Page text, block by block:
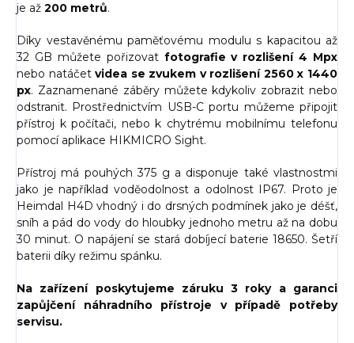
je až 200 metrů.
Díky vestavěnému paměťovému modulu s kapacitou až
32 GB můžete pořizovat fotografie v rozlišení 4 Mpx
nebo natáčetvidea se zvukem v rozlišení 2560 x 1440
px. Zaznamenané záběry můžete kdykoliv zobrazit nebo
odstranit. Prostřednictvím USB-C portu můžeme připojit
přístroj k počítači, nebo k chytrému mobilnímu telefonu
pomocí aplikace HIKMICRO Sight.
Přístroj má pouhých 375 g a disponuje také vlastnostmi
jako je například voděodolnost a odolnost IP67. Proto je
Heimdal H4D vhodný i do drsných podmínek jako je déšť,
sníh a pád do vody do hloubky jednoho metru až na dobu
30 minut. O napájení se stará dobíjecí baterie 18650. Šetří
baterii díky režimu spánku.
Na zařízení poskytujeme záruku 3 roky a garanci
zapůjčení náhradního přístroje v případě potřeby
servisu.